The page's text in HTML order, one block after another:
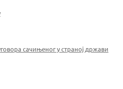
сачињеног у страној држави